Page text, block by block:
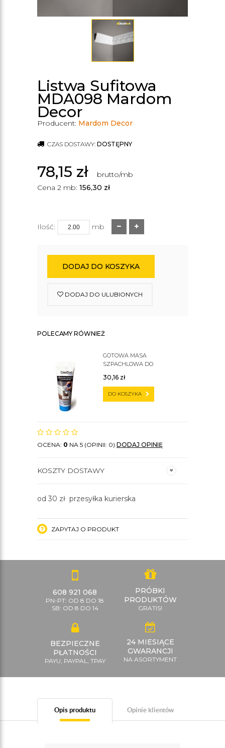
Listwa Sufitowa
MDA098 Mardom
Decor
Producent: Mardom Decor
CZAS DOSTAWY: DOSTĘPNY
78,15 zł
brutto/mb
Cena 2 mb: 156,30 zł
Ilość: mb
DODAJ DO KOSZYKA
DODAJ DO ULUBIONYCH
POLECAMY RÓWNIEŻ
GOTOWA MASA
SZPACHLOWA DO
30,16 zł
DO KOSZYKA
OCENA: 0 NA 5 (OPINII: 0) DODAJ OPINIĘ
KOSZTY DOSTAWY
od 30 zł przesyłka kurierska
ZAPYTAJ O PRODUKT
608 921 068
PN-PT: OD 8 DO 18
SB: OD 8 DO 14
PRÓBKI
PRODUKTÓW
GRATIS!
BEZPIECZNE
PŁATNOŚCI
PAYU, PAYPAL, TPAY
24 MIESIĄCE
GWARANCJI
NA ASORTYMENT
Opis produktu Opinie klientów